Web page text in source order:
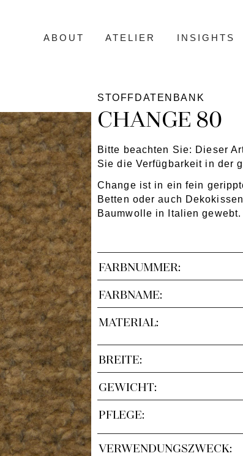
ABOUT ATELIER INSIGHTS
STOFFDATENBANK
CHANGE 80
Bitte beachten Sie: Dieser
Sie die Verfügbarkeit in der
Change ist in ein fein
Betten oder auch
Baumwolle in Italien gewebt.
FARBNUMMER:
FARBNAME:
MATERIAL:
BREITE:
GEWICHT:
PFLEGE:
VERWENDUNGSZWECK: